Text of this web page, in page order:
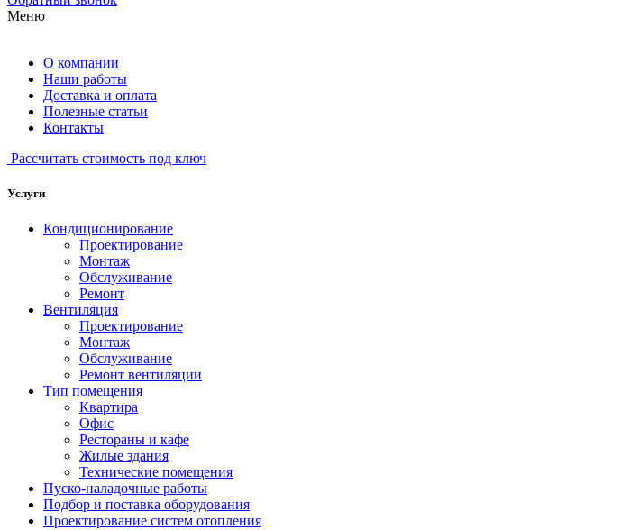
Меню
О компании
Наши работы
Доставка и оплата
Полезные статьи
Контакты
Рассчитать стоимость под ключ
Услуги
Кондиционирование
Проектирование
Монтаж
Обслуживание
Ремонт
Вентиляция
Проектирование
Монтаж
Обслуживание
Ремонт вентиляции
Тип помещения
Квартира
Офис
Рестораны и кафе
Жилые здания
Технические помещения
Пуско-наладочные работы
Подбор и поставка оборудования
Проектирование систем отопления